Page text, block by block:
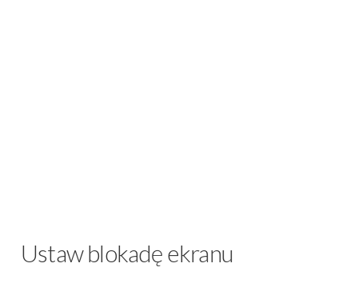
Ustaw blokadę ekranu